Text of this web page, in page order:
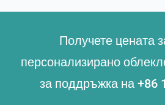
Получете цената
персонализирано
за поддръжка на +86